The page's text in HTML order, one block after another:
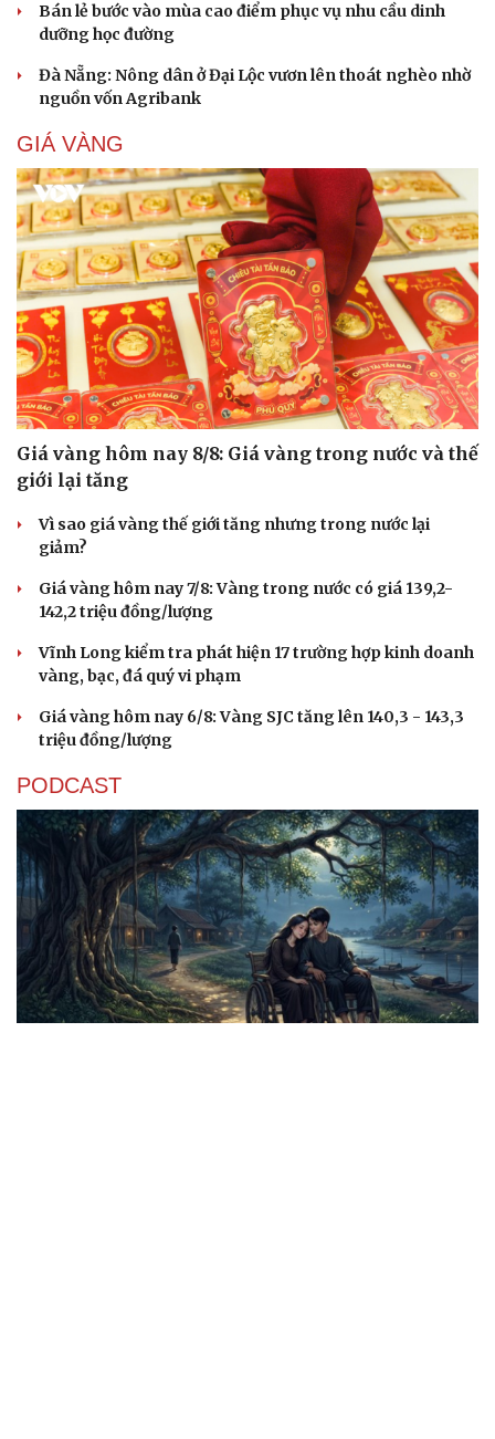
Bán lẻ bước vào mùa cao điểm phục vụ nhu cầu dinh
dưỡng học đường
Đà Nẵng: Nông dân ở Đại Lộc vươn lên thoát nghèo nhờ
nguồn vốn Agribank
GIÁ VÀNG
Giá vàng hôm nay 8/8: Giá vàng trong nước và thế
giới lại tăng
Vì sao giá vàng thế giới tăng nhưng trong nước lại
giảm?
Giá vàng hôm nay 7/8: Vàng trong nước có giá 139,2-
142,2 triệu đồng/lượng
Vĩnh Long kiểm tra phát hiện 17 trường hợp kinh doanh
vàng, bạc, đá quý vi phạm
Giá vàng hôm nay 6/8: Vàng SJC tăng lên 140,3 - 143,3
triệu đồng/lượng
PODCAST